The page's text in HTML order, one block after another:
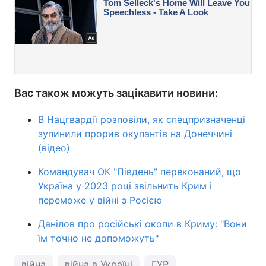
Вас також можуть зацікавити новини:
В Нацгвардії розповіли, як спецпризначенці
зупинили прорив окупантів на Донеччині
(відео)
Командувач ОК "Південь" переконаний, що
Україна у 2023 році звільнить Крим і
переможе у війні з Росією
Данілов про російські окопи в Криму: "Вони
їм точно не допоможуть"